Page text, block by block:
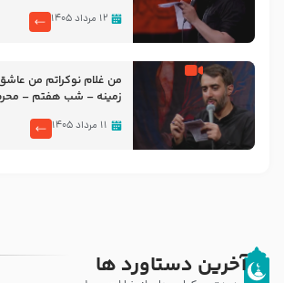
۱۲ مرداد ۱۴۰۵
من غلام نوکراتم من
۱۱ مرداد ۱۴۰۵
آخرین دستاورد ها